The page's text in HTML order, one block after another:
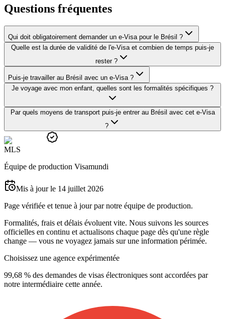
Questions fréquentes
Qui doit obligatoirement demander un e-Visa pour le Brésil ?
Quelle est la durée de validité de l'e-Visa et combien de temps puis-je
rester ?
Puis-je travailler au Brésil avec un e-Visa ?
Je voyage avec mon enfant, quelles sont les formalités spécifiques ?
Par quels moyens de transport puis-je entrer au Brésil avec cet e-Visa
?
MLS
Équipe de production Visamundi
Mis à jour le 14 juillet 2026
Page vérifiée et tenue à jour par notre équipe de production.
Formalités, frais et délais évoluent vite. Nous suivons les sources
officielles en continu et actualisons chaque page dès qu'une règle
change — vous ne voyagez jamais sur une information périmée.
Choisissez une agence expérimentée
99,68 % des demandes de visas électroniques sont accordées par
notre intermédiaire cette année.